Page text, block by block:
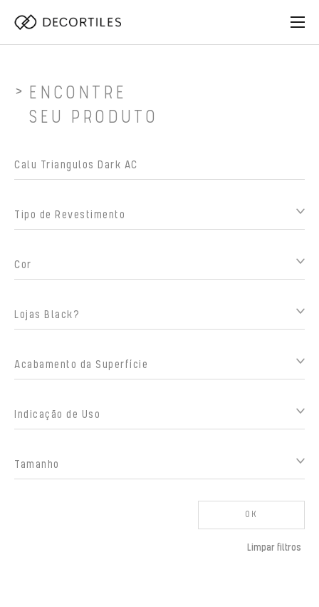
ENCONTRE
SEU PRODUTO
Tipo de Revestimento
Cor
Lojas Black?
Acabamento da Superfície
Indicação de Uso
Tamanho
OK
Limpar filtros